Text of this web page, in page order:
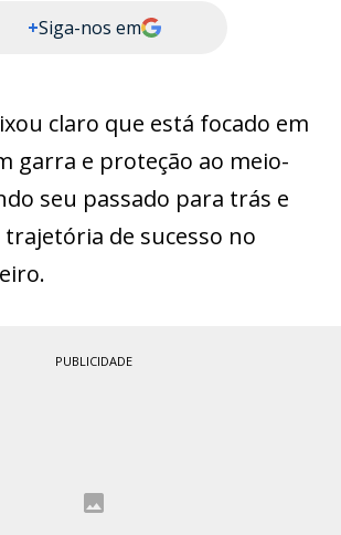
+Siga-nos em
claro que está focado em
garra e proteção ao meio-
seu passado para trás e
de sucesso no
PUBLICIDADE